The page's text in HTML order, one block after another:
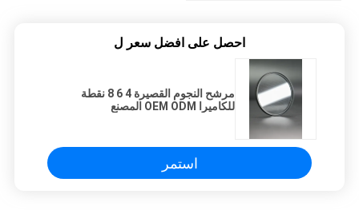
احصل على افضل سعر ل
مرشح النجوم القصيرة 4 6 8 نقطة
للكاميرا OEM ODM المصنع
استمر